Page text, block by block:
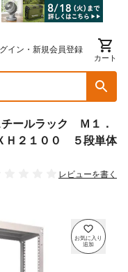
イン・新規会員登録
カート
チールラック Ｍ１．
Ｈ２１００ ５段単体
レビューを書く